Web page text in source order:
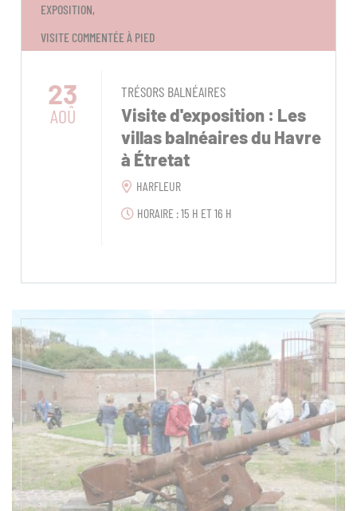
EXPOSITION,
VISITE COMMENTÉE À PIED
23
AOÛ
TRÉSORS BALNÉAIRES
Visite d'exposition : Les
villas balnéaires du Havre
à Étretat
HARFLEUR
HORAIRE : 15 H ET 16 H